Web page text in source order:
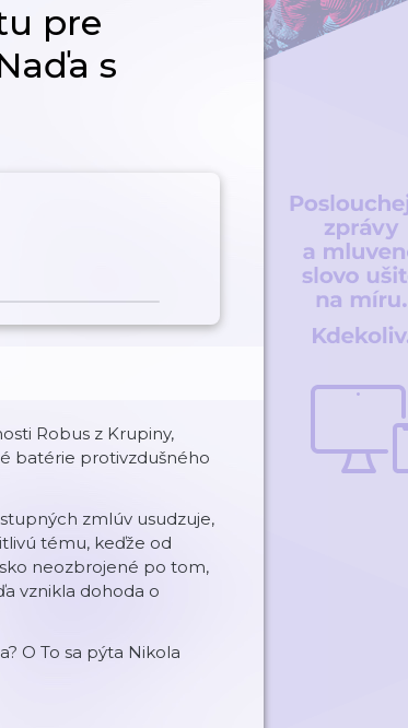
pre
s
Robus z Krupiny,
batérie protivzdušného
zmlúv usudzuje,
tému, keďže od
neozbrojené po tom,
vznikla dohoda o
O To sa pýta Nikola